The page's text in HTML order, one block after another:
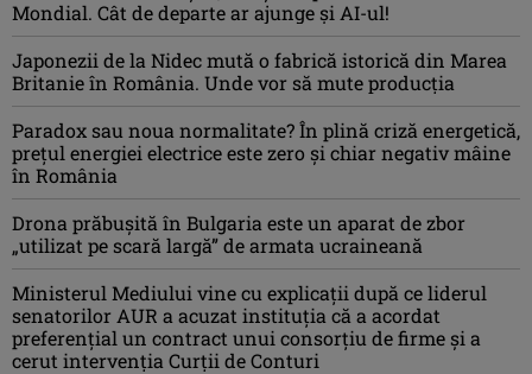
Mondial. Cât de departe ar ajunge și AI-ul!
Japonezii de la Nidec mută o fabrică istorică din Marea
Britanie în România. Unde vor să mute producția
Paradox sau noua normalitate? În plină criză energetică,
prețul energiei electrice este zero și chiar negativ mâine
în România
Drona prăbuşită în Bulgaria este un aparat de zbor
„utilizat pe scară largă” de armata ucraineană
Ministerul Mediului vine cu explicații după ce liderul
senatorilor AUR a acuzat instituția că a acordat
preferențial un contract unui consorțiu de firme și a
cerut intervenția Curții de Conturi